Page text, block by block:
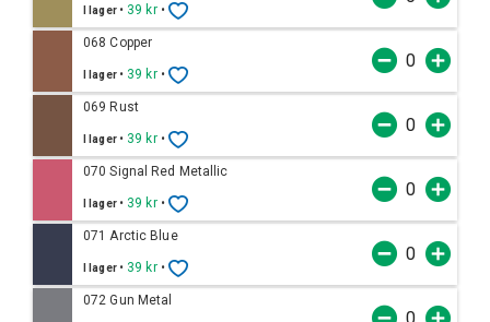
I lager • 39 kr •
068 Copper
I lager • 39 kr •
069 Rust
I lager • 39 kr •
070 Signal Red Metallic
I lager • 39 kr •
071 Arctic Blue
I lager • 39 kr •
072 Gun Metal